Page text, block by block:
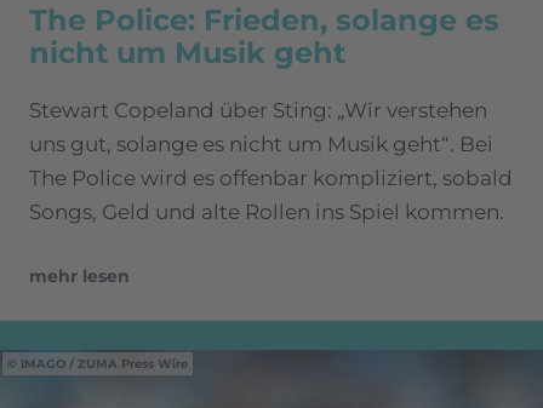
The Police: Frieden, solange es
nicht um Musik geht
Stewart Copeland über Sting: „Wir verstehen
uns gut, solange es nicht um Musik geht“. Bei
The Police wird es offenbar kompliziert, sobald
Songs, Geld und alte Rollen ins Spiel kommen.
mehr lesen
IMAGO / ZUMA Press Wire